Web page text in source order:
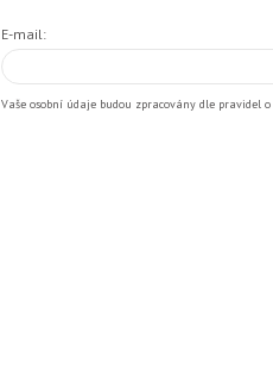
E-mail:
Vaše osobní údaje budou zpracovány dle pravidel o